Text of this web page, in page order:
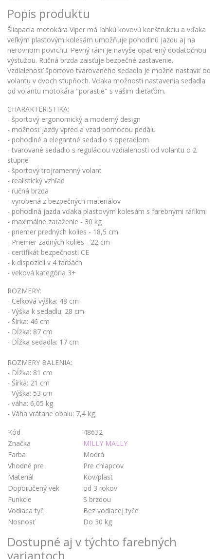
Popis produktu
Šliapacia motokára Viper má ľahkú kovovú konštrukciu a vďaka
veľkým plastovým kolesám umožňuje pohodlnú jazdu aj na
nerovnom povrchu. Pevný rám je navyše opatrený dodatočnou
výstužou. Ručná brzda zaisťuje bezpečné zastavenie.
Vzdialenosť športovo tvarovaného sedadla je možné nastaviť od
volantu v dvoch stupňoch. Vďaka možnosti nastavenia sedadla
od volantu motokára "porastie" s vašim dieťaťom.
CHARAKTERISTIKA:
- športový ergonomický a moderný design
- možnosť jazdy vpred a vzad pomocou pedálu
- pohodlné a elegantné sedadlo s operadlom
- tvarované sedadlo s reguláciou vzdialenosti od volantu o 2
stupne
- športový trojramenný volant
- realistický vzhľad
- ručná brzda
- vyrobená z bezpečných materiálov
- pohodlná jazda vďaka plastovým kolesám s farebnými ráfikmi
- maximálne zaťaženie - 30 kg
- priemer predných kolies - 18,5 cm
- Priemer zadných kolies - 22 cm
- certifikát bezpečnosti CE
- k dispozícii v 4 farbách
- veková kategória 3+
ROZMERY:
- Celková výška: 48 cm
- Výška k sedadlu: 28 cm
- Šírka: 46 cm
- Dĺžka: 87 cm
- Dĺžka sedadla: 17 cm
ROZMERY BALENIA:
- Dĺžka: 81 cm
- Šírka: 21 cm
- Výška: 53 cm
- váha: 6,05 kg
- Váha vrátane obalu: 7,4 kg
Kód
48632
Značka
MILLY MALLY
Farba
Modrá
Vhodné pre
Pre chlapcov
Materiál
Kov/plast
Doporučený vek
od 3 rokov
Funkcie
S brzdou
Vodiaca tyč
Bez vodiacej tyče
Nosnosť
Do 30 kg
Dostupné aj v týchto farebných
variantoch